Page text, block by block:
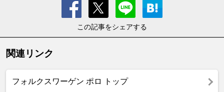
この記事をシェアする
関連リンク
フォルクスワーゲン ポロ トップ